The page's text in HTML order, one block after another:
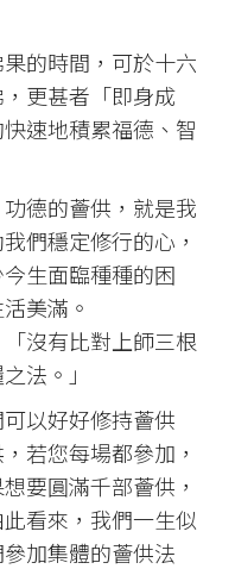
的時間，可於十六
更甚者「即身成
速地積累福德、智
德的薈供，就是我
們穩定修行的心，
生面臨種種的困
美滿。
沒有比對上師三根
法。」
以好好修持薈供
若您每場都參加，
要圓滿千部薈供，
看來，我們一生似
加集體的薈供法